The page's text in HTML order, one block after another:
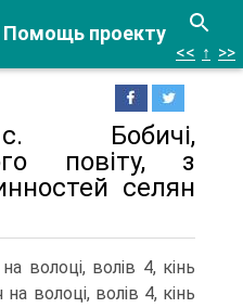
Помощь проекту
<< ↑ >>
Бобичі,
повіту, з
селян
волоці, волів 4, кінь
волоці, волів 4, кінь